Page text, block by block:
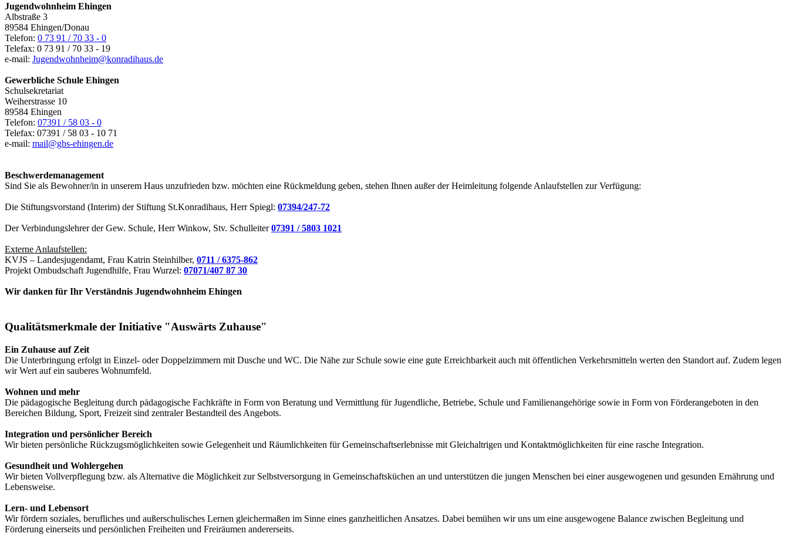
Jugendwohnheim Ehingen
Albstraße 3
89584 Ehingen/Donau
Telefon: 0 73 91 / 70 33 - 0
Telefax: 0 73 91 / 70 33 - 19
e-mail: Jugendwohnheim@konradihaus.de
Gewerbliche Schule Ehingen
Schulsekretariat
Weiherstrasse 10
89584 Ehingen
Telefon: 07391 / 58 03 - 0
Telefax: 07391 / 58 03 - 10 71
e-mail: mail@gbs-ehingen.de
Beschwerdemanagement
Sind Sie als Bewohner/in in unserem Haus unzufrieden bzw. möchten eine Rückmeldung geben, stehen Ihnen außer der Heimleitung folgende Anlaufstellen zur Verfügung:
Die Stiftungsvorstand (Interim) der Stiftung St.Konradihaus, Herr Spiegl: 07394/247-72
Der Verbindungslehrer der Gew. Schule, Herr Winkow, Stv. Schulleiter07391 / 5803 1021
Externe Anlaufstellen:
KVJS – Landesjugendamt, Frau Katrin Steinhilber, 0711 / 6375-862
Projekt Ombudschaft Jugendhilfe, Frau Wurzel: 07071/407 87 30
Wir danken für Ihr Verständnis Jugendwohnheim Ehingen
Qualitätsmerkmale der Initiative "Auswärts Zuhause"
Ein Zuhause auf Zeit
Die Unterbringung erfolgt in Einzel- oder Doppelzimmern mit Dusche und WC. Die Nähe zur Schule sowie eine gute Erreichbarkeit auch mit öffentlichen Verkehrsmitteln werten den Standort auf. Zudem legen
wir Wert auf ein sauberes Wohnumfeld.
Wohnen und mehr
Die pädagogische Begleitung durch pädagogische Fachkräfte in Form von Beratung und Vermittlung für Jugendliche, Betriebe, Schule und Familienangehörige sowie in Form von Förderangeboten in den
Bereichen Bildung, Sport, Freizeit sind zentraler Bestandteil des Angebots.
Integration und persönlicher Bereich
Wir bieten persönliche Rückzugsmöglichkeiten sowie Gelegenheit und Räumlichkeiten für Gemeinschaftserlebnisse mit Gleichaltrigen und Kontaktmöglichkeiten für eine rasche Integration.
Gesundheit und Wohlergehen
Wir bieten Vollverpflegung bzw. als Alternative die Möglichkeit zur Selbstversorgung in Gemeinschaftsküchen an und unterstützen die jungen Menschen bei einer ausgewogenen und gesunden Ernährung und
Lebensweise.
Lern- und Lebensort
Wir fördern soziales, berufliches und außerschulisches Lernen gleichermaßen im Sinne eines ganzheitlichen Ansatzes. Dabei bemühen wir uns um eine ausgewogene Balance zwischen Begleitung und
Förderung einerseits und persönlichen Freiheiten und Freiräumen andererseits.